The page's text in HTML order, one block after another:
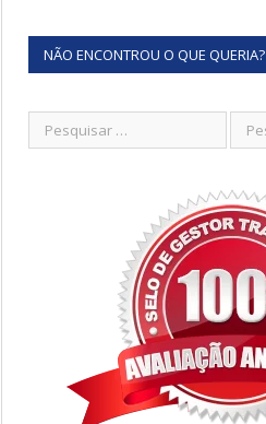
NÃO ENCONTROU O QUE QUERIA?